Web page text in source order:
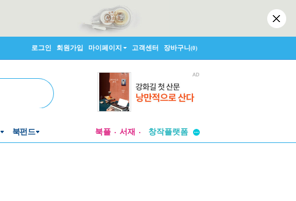
로그인 회원가입 마이페이지 고객센터 장바구니(0)
북펀드 북플 서재
창작플랫폼